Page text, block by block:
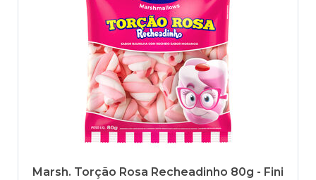
Marsh. Torção Rosa Recheadinho 80g - Fini